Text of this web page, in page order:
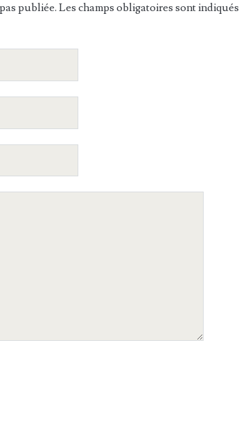
publiée. Les champs obligatoires sont indiqués